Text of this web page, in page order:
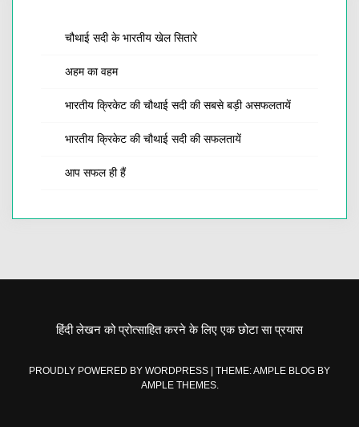
चौथाई सदी के भारतीय खेल सितारे
अहम का वहम
भारतीय क्रिकेट की चौथाई सदी की सबसे बड़ी असफलतायें
भारतीय क्रिकेट की चौथाई सदी की सफलतायें
आप सफल ही हैं
हिंदी लेखन को प्रोत्साहित करने के लिए एक छोटा सा प्रयास
PROUDLY POWERED BY WORDPRESS
THEME: AMPLE BLOG BY
AMPLE THEMES.